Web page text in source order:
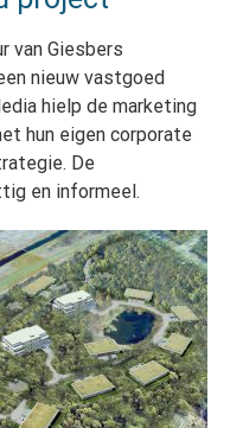
van Giesbers
nieuw vastgoed
hielp de marketing
hun eigen corporate
De
en informeel.